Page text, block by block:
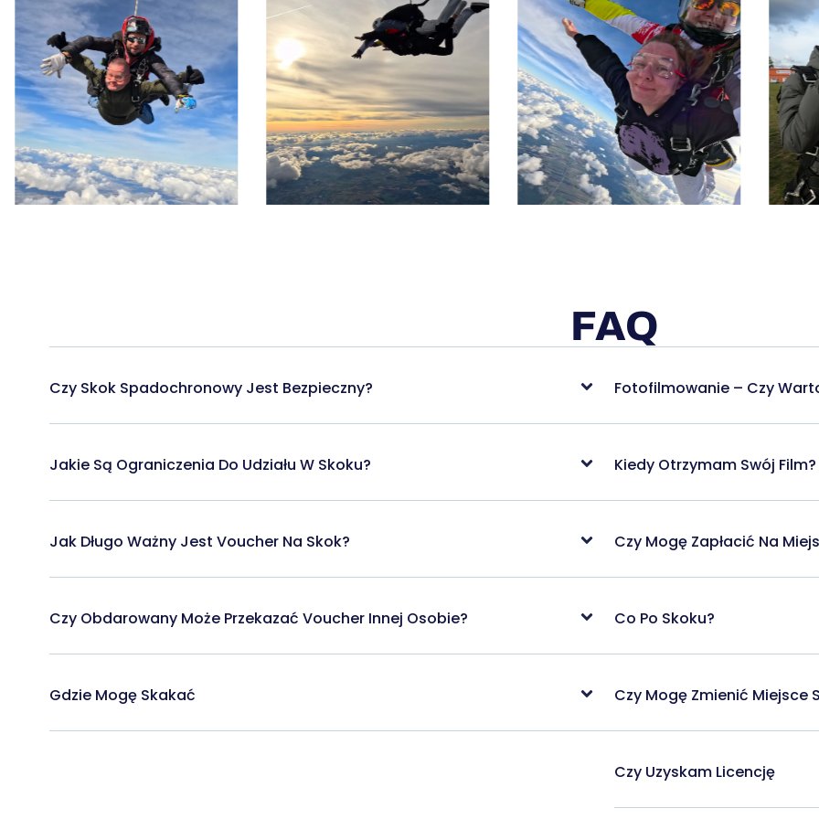
FAQ
Czy Skok Spadochronowy Jest Bezpieczny?
Jakie Są Ograniczenia Do Udziału W Skoku?
Jak Długo Ważny Jest Voucher Na Skok?
Czy Obdarowany Może Przekazać Voucher Innej Osobie?
Gdzie Mogę Skakać
Fotofilmowanie – Czy
Kiedy Otrzymam Swój Film?
Czy Mogę Zapłacić Na
Co Po Skoku?
Czy Mogę Zmienić Miejsce
Czy Uzyskam Licencję